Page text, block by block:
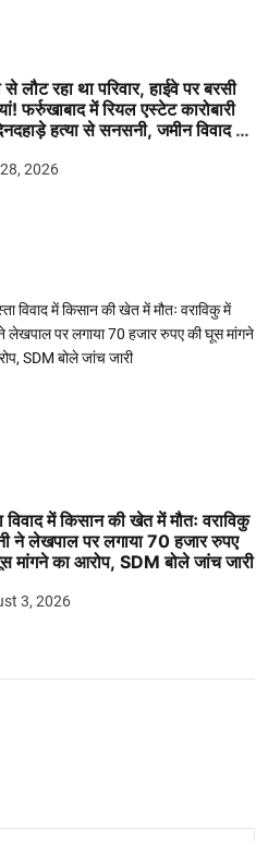
से लौट रहा था परिवार, हाईवे पर बरसी
फर्रुखाबाद में रियल एस्टेट कारोबारी
हत्या से सनसनी, जमीन विवाद पर
2026
विवाद में किसान की खेत में मौतः वराविकु
ने लेखपाल पर लगाया 70 हजार रुपए
मांगने का आरोप, SDM बोले जांच जारी
3, 2026